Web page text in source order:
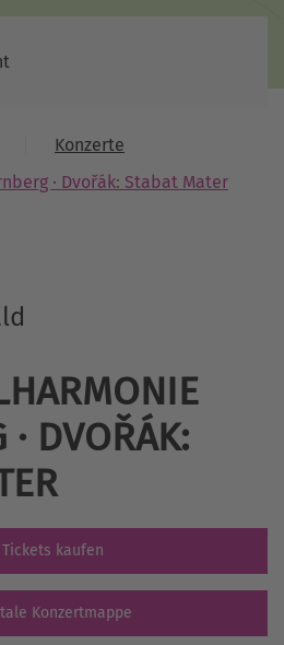
Konzerte
· Dvořák: Stabat Mater
· DVOŘÁK:
Tickets kaufen
Konzertmappe